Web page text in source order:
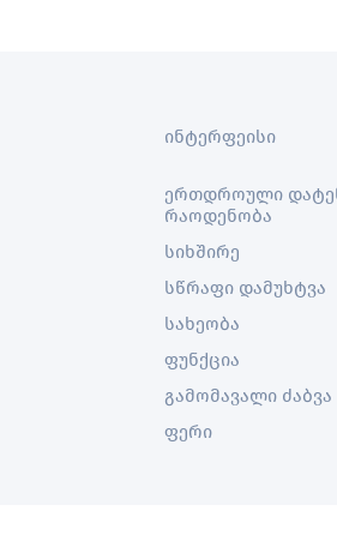
ინტერფეისი
ერთდროული
რაოდენობა
სიხშირე
სწრაფი დამუხტვა
სახეობა
ფუნქცია
გამომავალი ძაბვა
ფერი